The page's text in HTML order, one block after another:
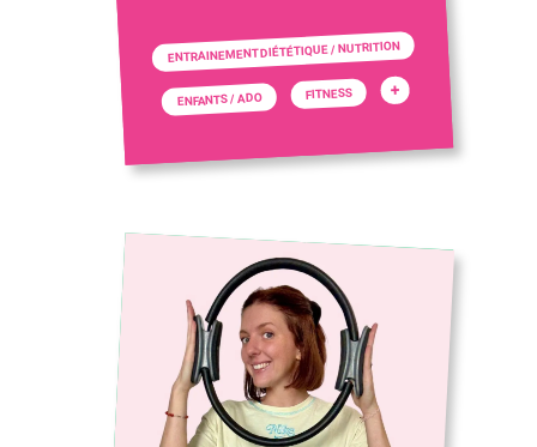
ENTRAINEMENT DIÉTÉTIQUE / NUTRITION
ENFANTS / ADO FITNESS +